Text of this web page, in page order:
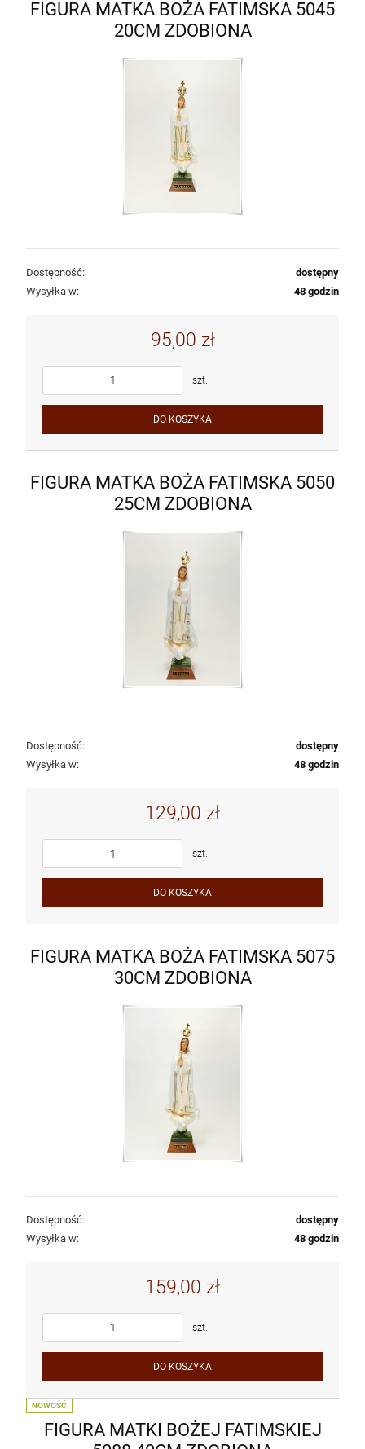
FIGURA MATKA BOŻA FATIMSKA 5045
20CM ZDOBIONA
Dostępność:
dostępny
Wysyłka w:
48 godzin
95,00 zł
szt.
DO KOSZYKA
FIGURA MATKA BOŻA FATIMSKA 5050
25CM ZDOBIONA
Dostępność:
dostępny
Wysyłka w:
48 godzin
129,00 zł
szt.
DO KOSZYKA
FIGURA MATKA BOŻA FATIMSKA 5075
30CM ZDOBIONA
Dostępność:
dostępny
Wysyłka w:
48 godzin
159,00 zł
szt.
DO KOSZYKA
FIGURA MATKI BOŻEJ FATIMSKIEJ
NOWOŚĆ